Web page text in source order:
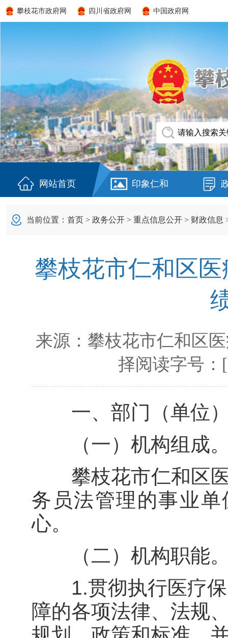
攀枝花市政府网 四川省政府网 中国政府网
网站首页 印象仁和
当前位置： 首页 > 政务公开 > 重点信息公开 > 财政信息
攀枝花市仁和区
来源： 攀枝花市仁和区
择阅读字号
一、部门（单位
（一）机构组成
攀枝花市仁和区医
务员法管理的事业
心。
（二）机构职能
1.贯彻执行医疗保
障的各项法律、法规